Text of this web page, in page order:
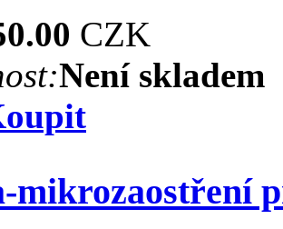
CZK
Není skladem
mikrozaostření